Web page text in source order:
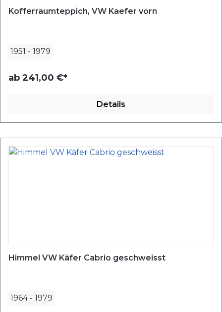
Kofferraumteppich, VW Kaefer vorn
1951 - 1979
ab 241,00 €*
Details
Himmel VW Käfer Cabrio geschweisst
1964 - 1979